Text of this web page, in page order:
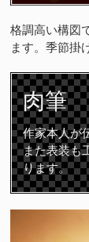
格調高い構図
ます。季節掛
肉筆
作家本人が
また表装も
ります。